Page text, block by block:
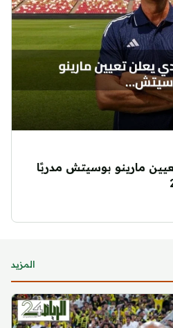
مارينو بوسيتش مدربًا
المزيد